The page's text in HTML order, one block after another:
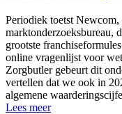
Periodiek toetst
marktonderzoeksbureau,
grootste
online vragenlijst voor
Zorgbutler gebeurt dit
vertellen dat we ook in
algemene
Lees meer